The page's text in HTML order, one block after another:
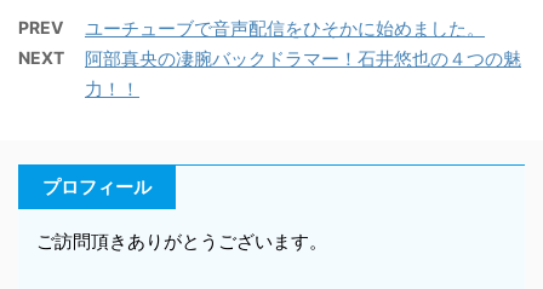
PREV ユーチューブで音声配信をひそかに始めました。
NEXT
阿部真央の凄腕バックドラマー！石井悠也の４つの魅
力！！
プロフィール
ご訪問頂きありがとうございます。